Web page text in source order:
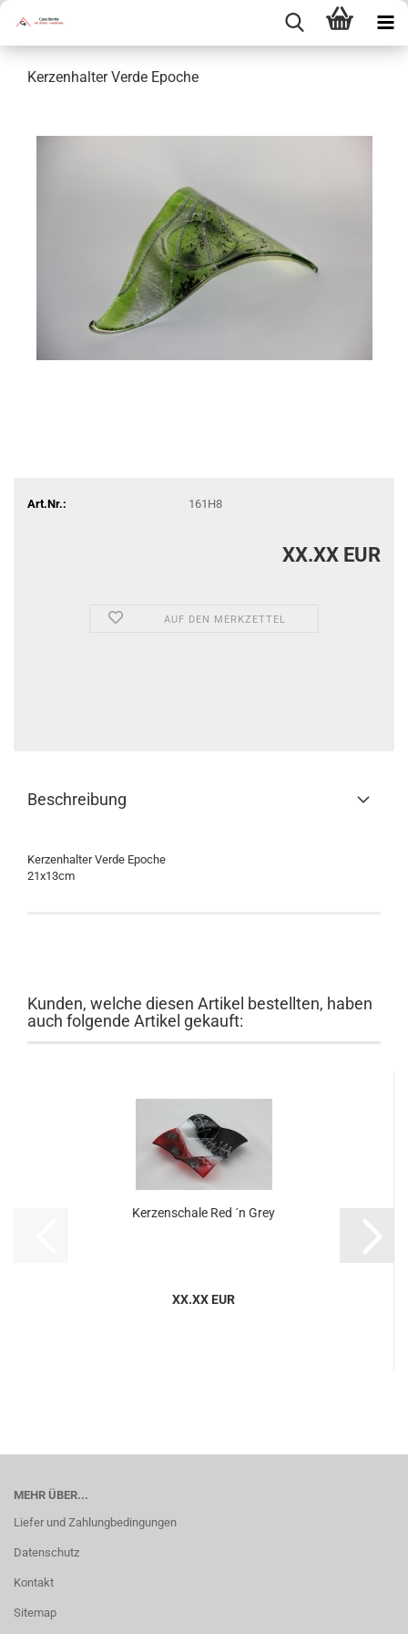
Kerzenhalter Verde Epoche
Art.Nr.: 161H8
XX.XX EUR
AUF DEN MERKZETTEL
Beschreibung
Kerzenhalter Verde Epoche
21x13cm
Kunden, welche diesen Artikel bestellten, haben
auch folgende Artikel gekauft:
Kerzenschale Red ´n Grey
XX.XX EUR
MEHR ÜBER...
Liefer und Zahlungbedingungen
Datenschutz
Kontakt
Sitemap